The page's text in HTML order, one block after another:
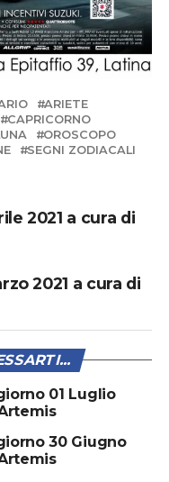
ARIETE
CAPRICORNO
OROSCOPO
SEGNI ZODIACALI
2021 a cura di
2021 a cura di
01 Luglio
30 Giugno